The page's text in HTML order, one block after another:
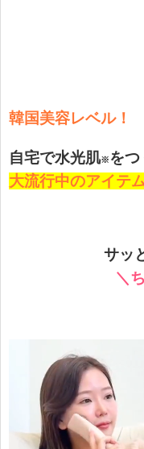
韓国美容レベル！
自宅で水光肌※ を
大流行中のアイテ
サッ
＼